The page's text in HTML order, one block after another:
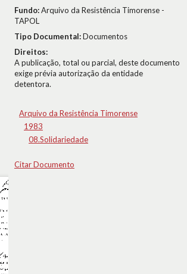
Fundo:Arquivo da Resistência Timorense -
TAPOL
Tipo Documental:Documentos
Direitos:
A publicação, total ou parcial, deste documento
exige prévia autorização da entidade
detentora.
Arquivo da Resistência Timorense
1983
08.Solidariedade
Citar Documento